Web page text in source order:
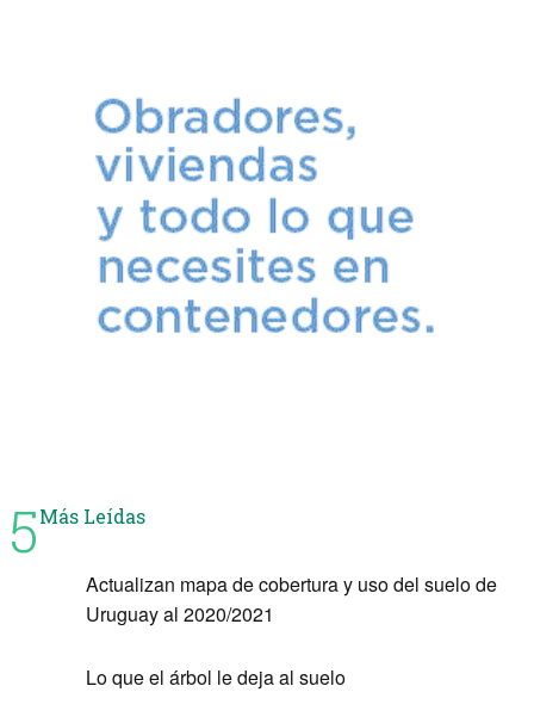
5Más Leídas
Actualizan mapa de cobertura y uso del suelo de
Uruguay al 2020/2021
Lo que el árbol le deja al suelo